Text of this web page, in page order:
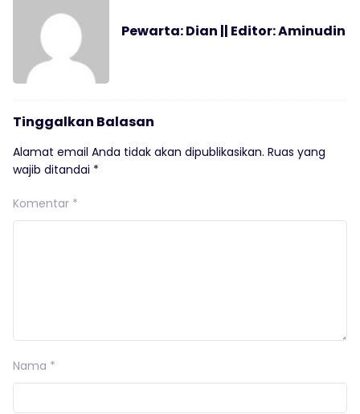
Pewarta: Dian || Editor: Aminudin
Tinggalkan Balasan
Alamat email Anda tidak akan dipublikasikan. Ruas yang
wajib ditandai *
Komentar *
Nama *